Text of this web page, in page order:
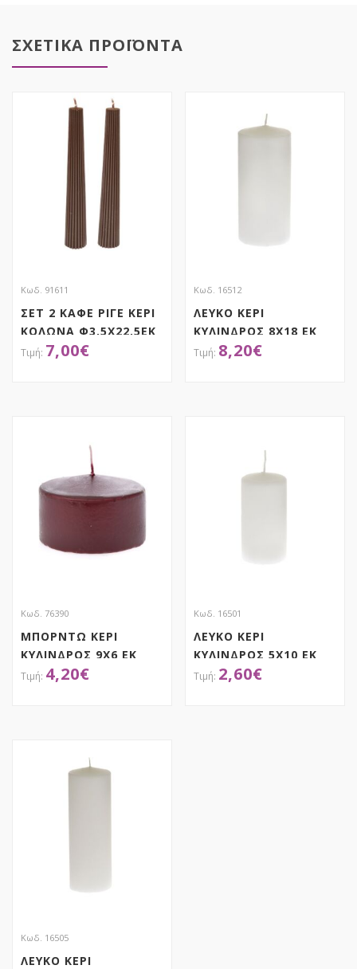
ΣΧΕΤΙΚΑ ΠΡΟΪΟΝΤΑ
Κωδ. 91611
ΣΕΤ 2 ΚΑΦΕ ΡΙΓΕ ΚΕΡΙ
ΚΟΛΩΝΑ Φ3,5Χ22,5ΕΚ
ΧΕΙΡΟΠΟΙΗΤΟ
7,00€
Κωδ. 16512
ΛΕΥΚΟ ΚΕΡΙ
ΚΥΛΙΝΔΡΟΣ 8Χ18 ΕΚ
8,20€
Κωδ. 76390
ΜΠΟΡΝΤΩ ΚΕΡΙ
ΚΥΛΙΝΔΡΟΣ 9Χ6 ΕΚ
4,20€
Κωδ. 16501
ΛΕΥΚΟ ΚΕΡΙ
ΚΥΛΙΝΔΡΟΣ 5Χ10 ΕΚ
2,60€
Κωδ. 16505
ΛΕΥΚΟ ΚΕΡΙ